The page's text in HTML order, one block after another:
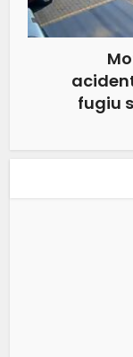
fugiu